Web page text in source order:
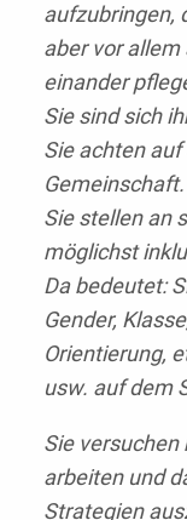
aufzubringen,
aber vor allem
einander
Sie sind sich
Sie achten
Gemeinschaft.
Sie stellen an
möglichst
Da bedeutet:
Gender,
Orientierung,
usw. auf dem
Sie
arbeiten und
Strategien